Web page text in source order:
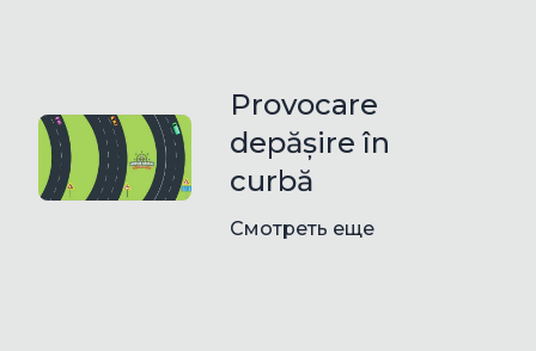
Provocare
depășire în
curbă
Смотреть еще